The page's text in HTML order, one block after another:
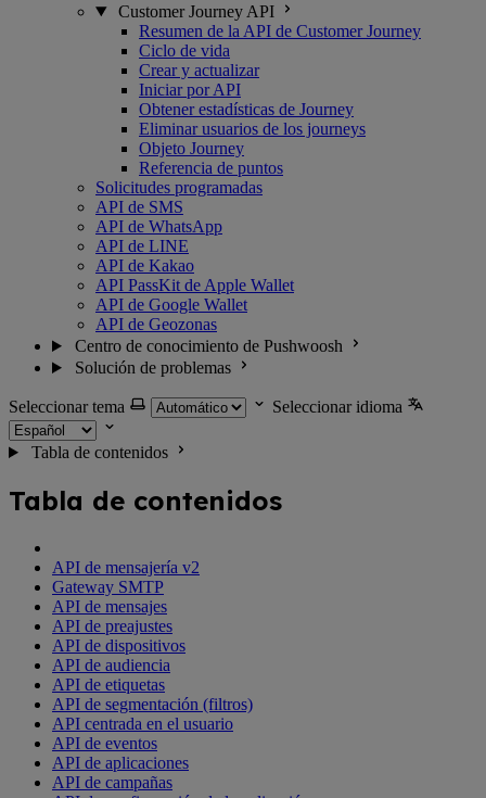
Customer Journey API
Resumen de la API de Customer Journey
Ciclo de vida
Crear y actualizar
Iniciar por API
Obtener estadísticas de Journey
Eliminar usuarios de los journeys
Objeto Journey
Referencia de puntos
Solicitudes programadas
API de SMS
API de WhatsApp
API de LINE
API de Kakao
API PassKit de Apple Wallet
API de Google Wallet
API de Geozonas
Centro de conocimiento de Pushwoosh
Solución de problemas
Seleccionar tema Seleccionar idioma
Tabla de contenidos
Tabla de contenidos
API de mensajería v2
Gateway SMTP
API de mensajes
API de preajustes
API de dispositivos
API de audiencia
API de etiquetas
API de segmentación (filtros)
API centrada en el usuario
API de eventos
API de aplicaciones
API de campañas